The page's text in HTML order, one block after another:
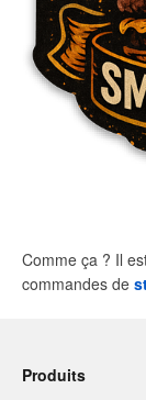
Comme ça ? Il
commandes de
Produits